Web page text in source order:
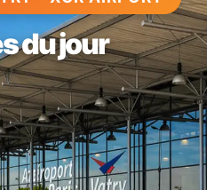
du jour